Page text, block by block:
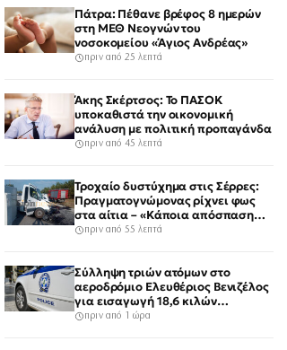
Πάτρα: Πέθανε βρέφος 8 ημερών
στη ΜΕΘ Νεογνών του
νοσοκομείου «Άγιος Ανδρέας»
πριν από 25 λεπτά
Άκης Σκέρτσος: Το ΠΑΣΟΚ
υποκαθιστά την οικονομική
ανάλυση με πολιτική προπαγάνδα
πριν από 45 λεπτά
Τροχαίο δυστύχημα στις Σέρρες:
Πραγματογνώμονας ρίχνει φως
στα αίτια – «Κάποια απόσπαση
προσοχής, ίσως μίλησε στο
πριν από 55 λεπτά
Σύλληψη τριών ατόμων στο
αεροδρόμιο Ελευθέριος Βενιζέλος
για εισαγωγή 18,6 κιλών
υδροπονικής κάνναβης σε
πριν από 1 ώρα